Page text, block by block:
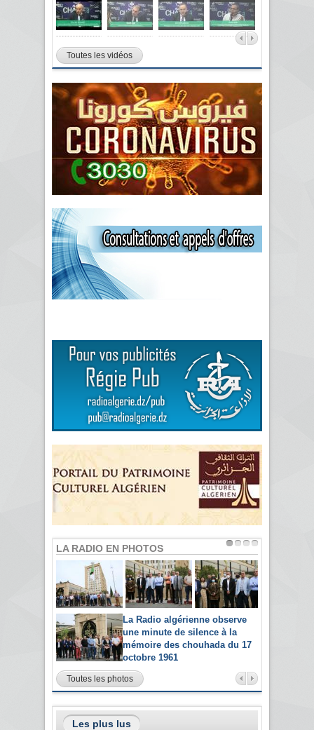
Toutes les vidéos
LA RADIO EN PHOTOS
La Radio algérienne observe
une minute de silence à la
mémoire des chouhada du 17
octobre 1961
Toutes les photos
Les plus lus